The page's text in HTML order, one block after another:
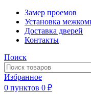
Замер проемов
Установка
Доставка дверей
Контакты
Поиск
Избранное
0 пунктов 0 ₽